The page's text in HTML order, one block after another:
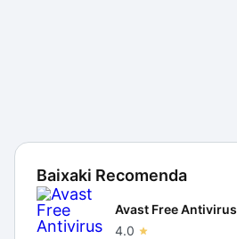
Baixaki Recomenda
Avast Free Antivirus
4.0